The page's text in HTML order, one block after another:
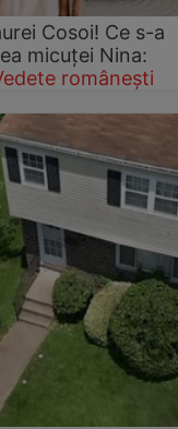
Cosoi! Ce s-a
micuței Nina:
românești